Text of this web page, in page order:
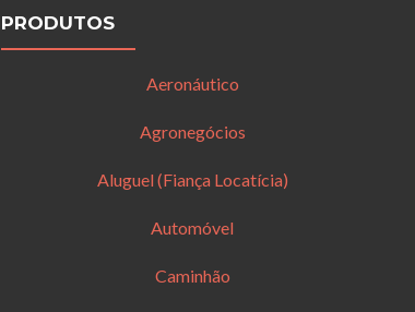
PRODUTOS
Aeronáutico
Agronegócios
Aluguel (Fiança Locatícia)
Automóvel
Caminhão